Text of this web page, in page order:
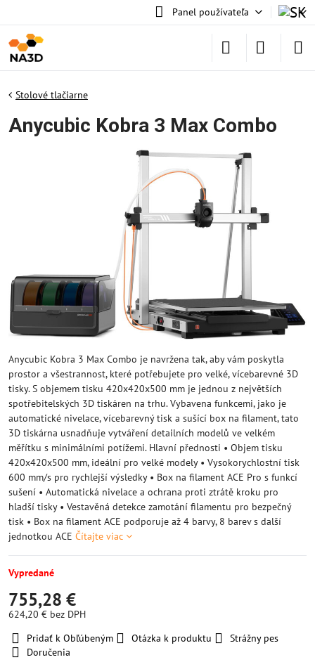
Panel používateľa
Stolové tlačiarne
Anycubic Kobra 3 Max Combo
Anycubic Kobra 3 Max Combo je navržena tak, aby vám poskytla
prostor a všestrannost, které potřebujete pro velké, vícebarevné 3D
tisky. S objemem tisku 420x420x500 mm je jednou z největších
spotřebitelských 3D tiskáren na trhu. Vybavena funkcemi, jako je
automatické nivelace, vícebarevný tisk a sušící box na filament, tato
3D tiskárna usnadňuje vytváření detailních modelů ve velkém
měřítku s minimálními potížemi. Hlavní přednosti • Objem tisku
420x420x500 mm, ideální pro velké modely • Vysokorychlostní tisk
600 mm/s pro rychlejší výsledky • Box na filament ACE Pro s funkcí
sušení • Automatická nivelace a ochrana proti ztrátě kroku pro
hladší tisky • Vestavěná detekce zamotání filamentu pro bezpečný
tisk • Box na filament ACE podporuje až 4 barvy, 8 barev s další
jednotkou ACE Čítajte viac
Vypredané
755,28 €
624,20 € bez DPH
Pridať k Obľúbeným
Otázka k produktu
Strážny pes
Doručenia